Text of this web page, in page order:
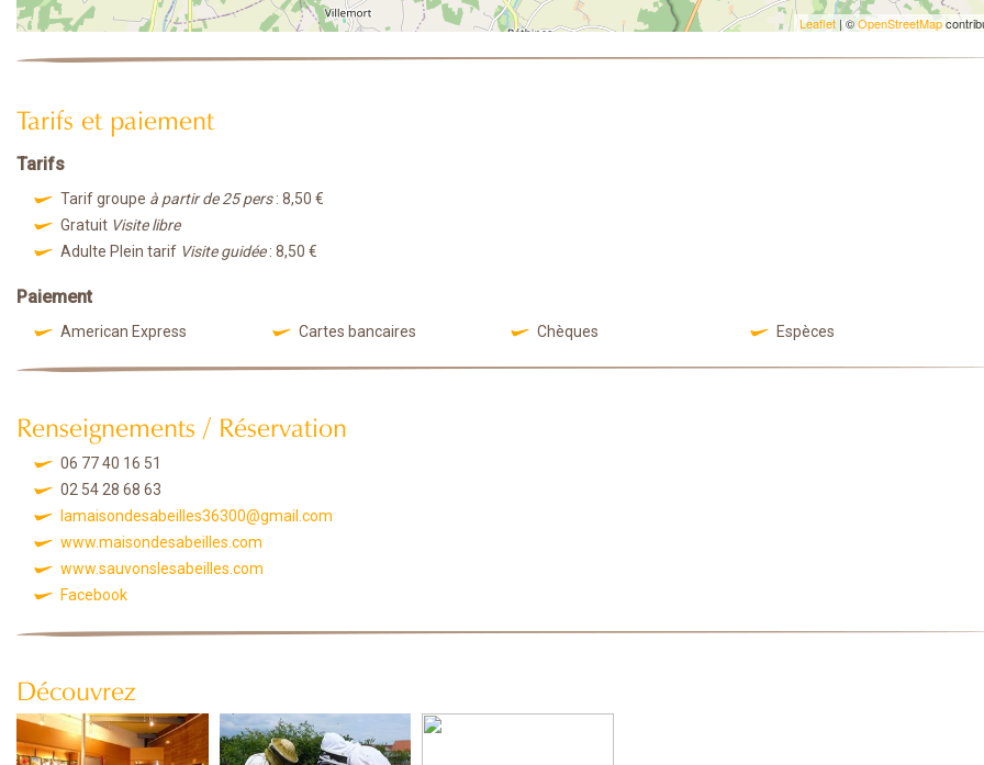
Leaflet| ©OpenStreetMap
Tarifs et paiement
Tarifs
Tarif groupe à partir de 25 pers: 8,50 €
Gratuit Visite libre
Adulte Plein tarif Visite guidée: 8,50 €
Paiement
American Express Cartes bancaires Chèques Espèces
Renseignements / Réservation
06 77 40 16 51
02 54 28 68 63
lamaisondesabeilles36300@gmail.com
www.maisondesabeilles.com
www.sauvonslesabeilles.com
Facebook
Découvrez